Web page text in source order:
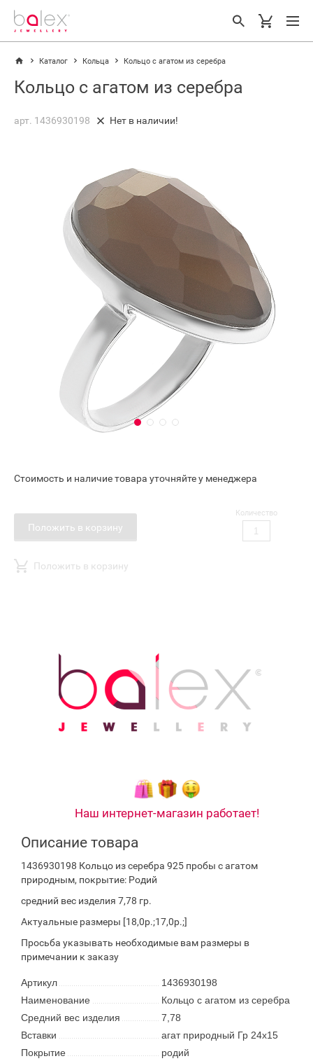
Каталог Кольца Кольцо с агатом из серебра
Кольцо с агатом из серебра
арт. 1436930198 Нет в наличии!
Стоимость и наличие товара уточняйте у менеджера
Положить в корзину
Количество
Положить в корзину
Наш интернет-магазин работает!
Описание товара
1436930198 Кольцо из серебра 925 пробы с агатом
природным, покрытие: Родий
средний вес изделия 7,78 гр.
Актуальные размеры [18,0р.;17,0р.;]
Просьба указывать необходимые вам размеры в
примечании к заказу
Артикул
1436930198
Наименование
Кольцо с агатом из серебра
Средний вес изделия
7,78
Вставки
агат природный Гр 24х15
Покрытие
родий